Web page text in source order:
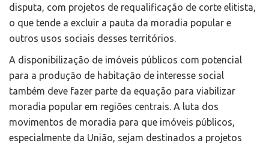
disputa, com projetos de requalificação de corte elitista,
o que tende a excluir a pauta da moradia popular e
outros usos sociais desses territórios.
A disponibilização de imóveis públicos com potencial
para a produção de habitação de interesse social
também deve fazer parte da equação para viabilizar
moradia popular em regiões centrais. A luta dos
movimentos de moradia para que imóveis públicos,
especialmente da União, sejam destinados a projetos